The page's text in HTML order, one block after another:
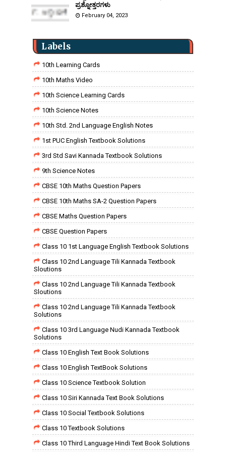
ಪ್ರಶ್ನೋತ್ತರಗಳು
February 04, 2023
Labels
10th Learning Cards
10th Maths Video
10th Science Learning Cards
10th Science Notes
10th Std. 2nd Language English Notes
1st PUC English Textbook Solutions
3rd Std Savi Kannada Textbook Solutions
9th Science Notes
CBSE 10th Maths Question Papers
CBSE 10th Maths SA-2 Question Papers
CBSE Maths Question Papers
CBSE Question Papers
Class 10 1st Language English Textbook Solutions
Class 10 2nd Language Tili Kannada Textbook
Sloutions
Class 10 2nd Language Tili Kannada Textbook
Sloutions
Class 10 2nd Language Tili Kannada Textbook
Solutions
Class 10 3rd Language Nudi Kannada Textbook
Solutions
Class 10 English Text Book Solutions
Class 10 English TextBook Solutions
Class 10 Science Textbook Solution
Class 10 Siri Kannada Text Book Solutions
Class 10 Social Textbook Solutions
Class 10 Textbook Solutions
Class 10 Third Language Hindi Text Book Solutions